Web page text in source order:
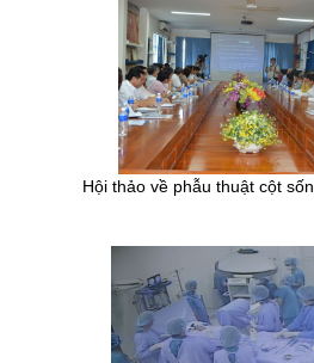
Hội thảo về phẫu thuật cột